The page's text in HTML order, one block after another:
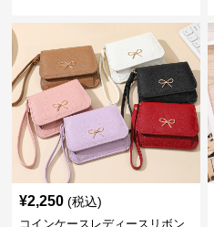
¥2,250 (税込)
コインケースレディースリボン